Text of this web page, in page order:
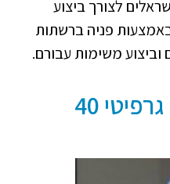
לצורך ביצוע
פניה ברשתות
וביצוע משימות עבורם.
דוגמא לתכתובת הודעות של המרגל מפתח תקווה. גרפיטי 40